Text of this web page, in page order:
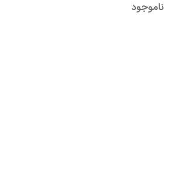
ناموجود